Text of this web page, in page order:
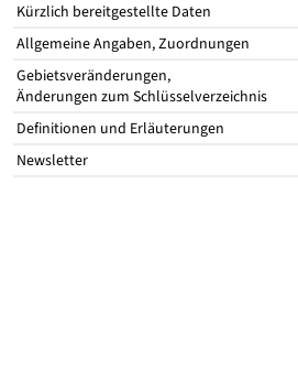
Kürzlich bereitgestellte Daten
Allgemeine Angaben, Zuordnungen
Gebietsveränderungen,
Änderungen zum Schlüsselverzeichnis
Definitionen und Erläuterungen
Newsletter